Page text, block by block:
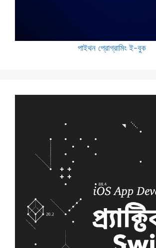
পাইথন প্রোগ্রামিং ই-বুক